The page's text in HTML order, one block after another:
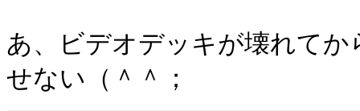
あ、ビデオデッキが壊れて
せない（＾＾；